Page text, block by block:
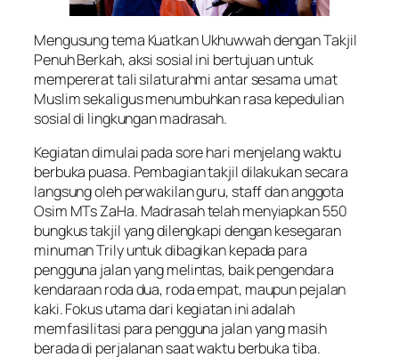
Mengusung tema Kuatkan Ukhuwwah dengan Takjil
Penuh Berkah, aksi sosial ini bertujuan untuk
mempererat tali silaturahmi antar sesama umat
Muslim sekaligus menumbuhkan rasa kepedulian
sosial di lingkungan madrasah.
Kegiatan dimulai pada sore hari menjelang waktu
berbuka puasa. Pembagian takjil dilakukan secara
langsung oleh perwakilan guru, staff dan anggota
Osim MTs ZaHa. Madrasah telah menyiapkan 550
bungkus takjil yang dilengkapi dengan kesegaran
minuman Trily untuk dibagikan kepada para
pengguna jalan yang melintas, baik pengendara
kendaraan roda dua, roda empat, maupun pejalan
kaki. Fokus utama dari kegiatan ini adalah
memfasilitasi para pengguna jalan yang masih
berada di perjalanan saat waktu berbuka tiba.